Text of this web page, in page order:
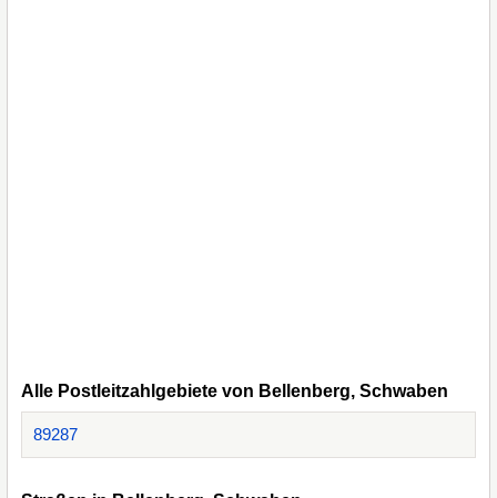
Alle Postleitzahlgebiete von Bellenberg, Schwaben
89287